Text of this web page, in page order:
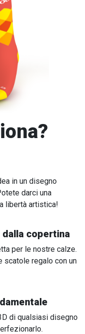
in un disegno
darci una
libertà artistica!
dalla copertina
per le nostre calze.
scatole regalo con un
di qualsiasi disegno